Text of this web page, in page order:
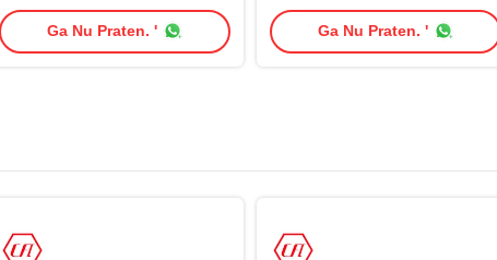
2 van Monobutyl (2-
Butoxyethoxy) Ethylalcohol
Ga Nu Praten. '
Schoonmakende Agent CAS
163702-08-7 van de Huidzorg
Ga Nu Praten. '